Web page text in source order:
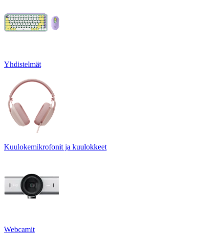
Yhdistelmät
Kuulokemikrofonit ja kuulokkeet
Webcamit